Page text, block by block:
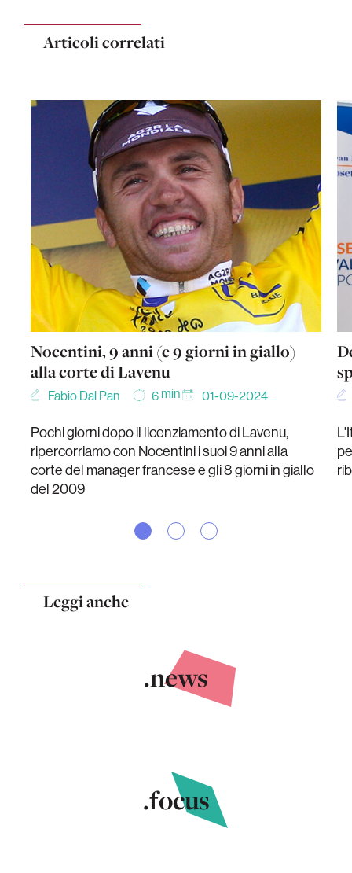
Articoli correlati
Nocentini, 9 anni (e 9 giorni in giallo)
alla corte di Lavenu
Fabio Dal Pan 6min 01-09-2024
Pochi giorni dopo il licenziamento di Lavenu,
ripercorriamo con Nocentini i suoi 9 anni alla
corte del manager francese e gli 8 giorni in giallo
del 2009
Leggi anche
.news
.focus